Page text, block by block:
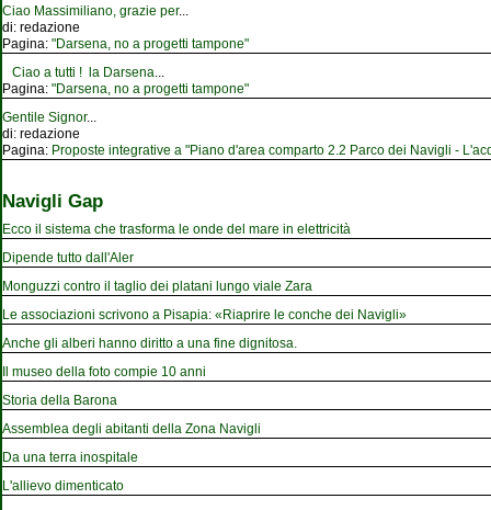
Ciao Massimiliano, grazie per...
di: redazione
Pagina: "Darsena, no a progetti tampone"
Ciao a tutti ! la Darsena
Pagina: "Darsena, no a progetti tampone"
Gentile Signor...
di: redazione
Pagina: Proposte integrative a "Piano d'area comparto 2.2 Parco dei Navigli -
Navigli Gap
Ecco il sistema che trasforma le onde del mare in elettricità
Dipende tutto dall'Aler
Monguzzi contro il taglio dei platani lungo viale Zara
Le associazioni scrivono a Pisapia: «Riaprire le conche dei Navigli»
Anche gli alberi hanno diritto a una fine dignitosa.
Il museo della foto compie 10 anni
Storia della Barona
Assemblea degli abitanti della Zona Navigli
Da una terra inospitale
L'allievo dimenticato